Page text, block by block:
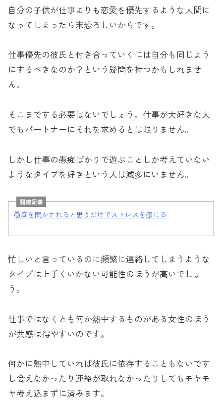
自分の子供が仕事よりも恋愛を優先するような人間に
なってしまったら末恐ろしいからです。
仕事優先の彼氏と付き合っていくには自分も同じよう
にするべきなのか？という疑問を持つかもしれませ
ん。
そこまでする必要はないでしょう。仕事が大好きな人
でもパートナーにそれを求めるとは限りません。
しかし仕事の愚痴ばかりで遊ぶことしか考えていない
ようなタイプを好きという人は滅多にいません。
関連記事
愚痴を聞かされると思うだけでストレスを感じる
忙しいと言っているのに頻繁に連絡してしまうような
タイプは上手くいかない可能性のほうが高いでしょ
う。
仕事ではなくとも何か熱中するものがある女性のほう
が共感は得やすいのです。
何かに熱中していれば彼氏に依存することもないです
し会えなかったり連絡が取れなかったりしてもモヤモ
ヤ考え込まずに済みます。